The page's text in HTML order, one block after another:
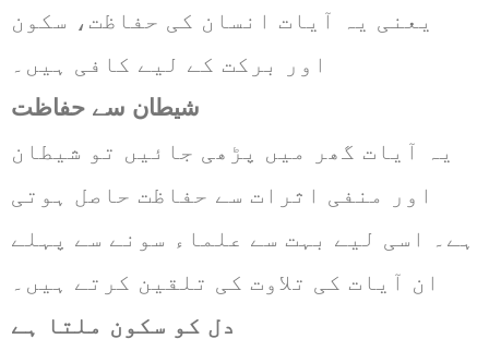
یعنی یہ آیات انسان کی حفاظت، سکون
اور برکت کے لیے کافی ہیں۔
شیطان سے حفاظت
یہ آیات گھر میں پڑھی جائیں تو شیطان
اور منفی اثرات سے حفاظت حاصل ہوتی
ہے۔ اسی لیے بہت سے علماء سونے سے پہلے
ان آیات کی تلاوت کی تلقین کرتے ہیں۔
دل کو سکون ملتا ہے